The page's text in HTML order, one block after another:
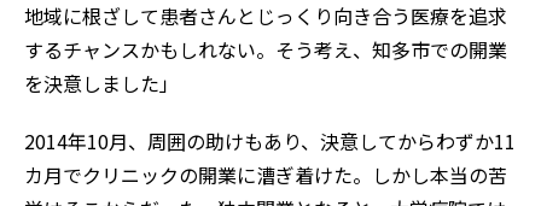
地域に根ざして患者さんとじっくり向き合う医療を追求
するチャンスかもしれない。そう考え、知多市での開業
を決意しました」
2014年10月、周囲の助けもあり、決意してからわずか11
カ月でクリニックの開業に漕ぎ着けた。しかし本当の苦